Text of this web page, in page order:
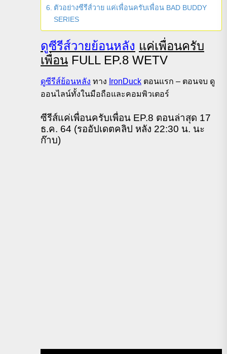
ตัวอย่างซีรีส์วาย แค่เพื่อนครับเพื่อน BAD BUDDY
SERIES
ดูซีรีส์วายย้อนหลัง แค่เพื่อนครับ
เพื่อน FULL EP.8 WETV
ดูซีรีส์ย้อนหลัง ทาง IronDuck ตอนแรก – ตอนจบ ดู
ออนไลน์ทั้งในมือถือและคอมพิวเตอร์
ซีรีส์แค่เพื่อนครับเพื่อน EP.8 ตอนล่าสุด 17
ธ.ค. 64 (รออัปเดตคลิป หลัง 22:30 น. นะ
ก๊าบ)